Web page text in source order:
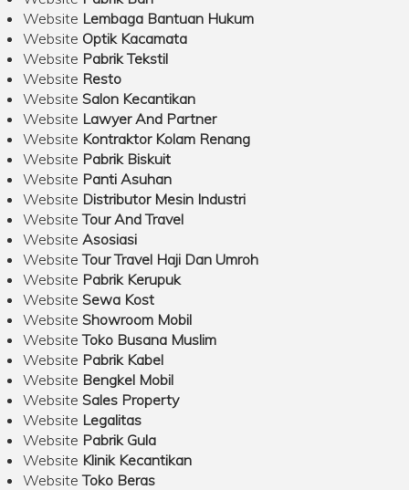
Website Lembaga Bantuan Hukum
Website Optik Kacamata
Website Pabrik Tekstil
Website Resto
Website Salon Kecantikan
Website Lawyer And Partner
Website Kontraktor Kolam Renang
Website Pabrik Biskuit
Website Panti Asuhan
Website Distributor Mesin Industri
WebsiteTour And Travel
Website Asosiasi
WebsiteTour Travel Haji Dan Umroh
Website Pabrik Kerupuk
Website Sewa Kost
Website Showroom Mobil
WebsiteToko Busana Muslim
Website Pabrik Kabel
Website Bengkel Mobil
Website Sales Property
Website Legalitas
Website Pabrik Gula
Website Klinik Kecantikan
WebsiteToko Beras